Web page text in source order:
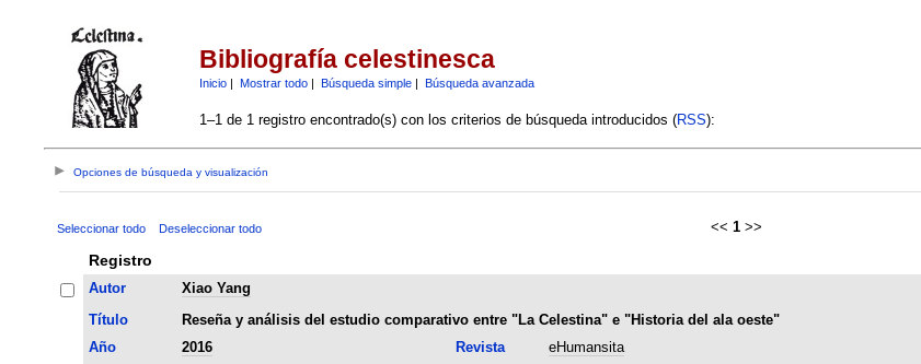
Bibliografía celestinesca
Inicio| Mostrar todo| Búsqueda simple| Búsqueda avanzada
1–1 de 1 registro encontrado(s) con los criterios de búsqueda introducidos (RSS):
Opciones de búsqueda y visualización
Seleccionar todo Deseleccionar todo << 1 >>
Registro
Autor
Xiao Yang
Título
Reseña y análisis del estudio comparativo entre "La Celestina" e "Historia del ala oeste"
Año
2016 Revista eHumansita